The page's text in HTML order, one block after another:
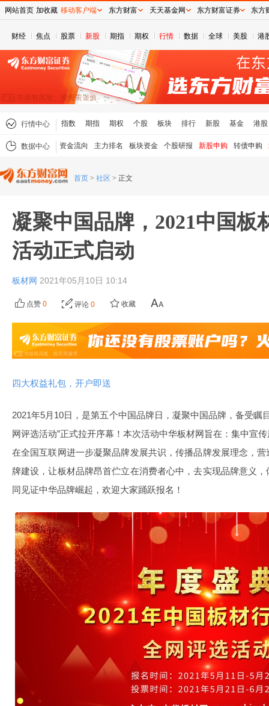
财经 焦点 股票 新股 期指 期权 行情 数据 全球 美股 港
行情中心 指数 期指 期权 个股 板块 排行 新股 基金 港股
数据中心 资金流向 主力排名 板块资金 个股研报 新股申购 转债申购
首页 > 社区 > 正文
凝聚中国品牌，2021中国板
活动正式启动
板材网 2021年05月10日 10:14
点赞 0 评论 0 收藏
四大权益礼包，开户即送
2021年5月10日，是第五个中国品牌日，凝聚中国品牌，备受瞩
网评选活动”正式拉开序幕！本次活动中华板材网旨在：集中宣
在全国互联网进一步凝聚品牌发展共识，传播品牌发展理念，
牌建设，让板材品牌昂首伫立在消费者心中，去实现品牌意义
同见证中华品牌崛起，欢迎大家踊跃报名！
网站首页 加收藏 移动客户端 东方财富 天天基金网 东方财富证券 东方